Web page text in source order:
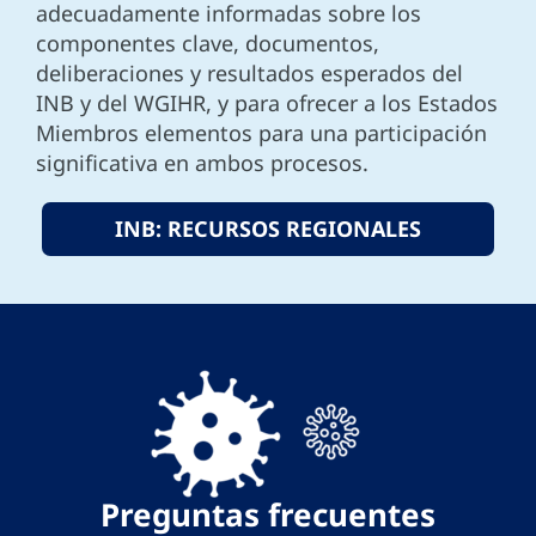
adecuadamente informadas sobre los
componentes clave, documentos,
deliberaciones y resultados esperados del
INB y del WGIHR, y para ofrecer a los Estados
Miembros elementos para una participación
significativa en ambos procesos.
INB: RECURSOS REGIONALES
Preguntas frecuentes